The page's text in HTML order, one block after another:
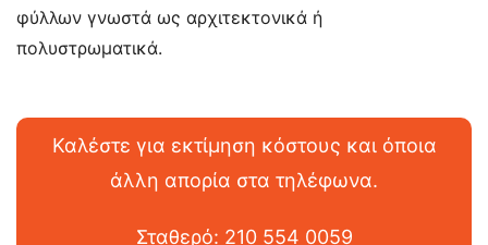
φύλλων γνωστά ως αρχιτεκτονικά ή
πολυστρωματικά.
Καλέστε για εκτίμηση κόστους και όποια
άλλη απορία στα τηλέφωνα.
Σταθερό: 210 554 0059